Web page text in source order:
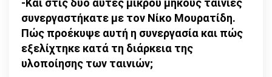
-Και στις δύο αυτές μικρού μήκους ταινίες
συνεργαστήκατε με τον Νίκο Μουρατίδη.
Πώς προέκυψε αυτή η συνεργασία και πώς
εξελίχτηκε κατά τη διάρκεια της
υλοποίησης των ταινιών;